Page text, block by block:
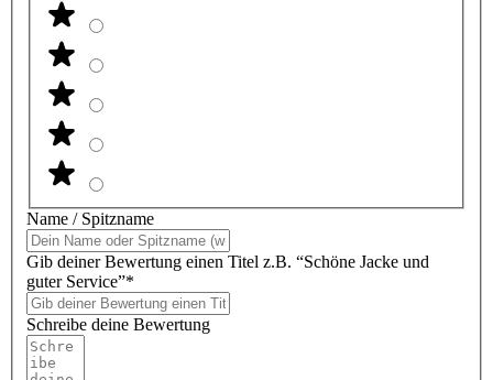
Name / Spitzname
Gib deiner Bewertung einen Titel z.B. “Schöne Jacke und
guter Service”*
Schreibe deine Bewertung